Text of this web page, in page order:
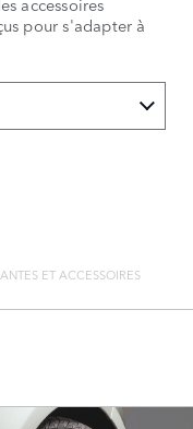
pour s'adapter à
ET ACCESSOIRES